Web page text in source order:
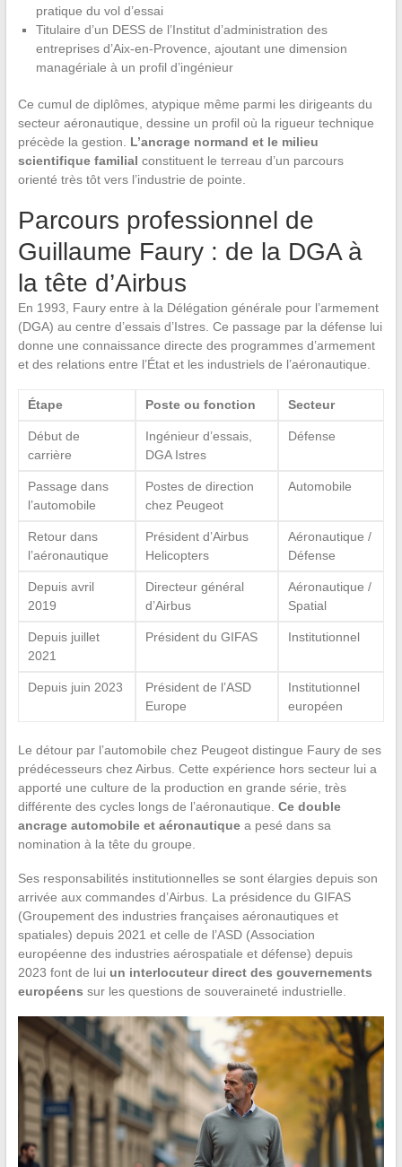
pratique du vol d’essai
Titulaire d’un DESS de l’Institut d’administration des
entreprises d’Aix-en-Provence, ajoutant une dimension
managériale à un profil d’ingénieur
Ce cumul de diplômes, atypique même parmi les dirigeants du
secteur aéronautique, dessine un profil où la rigueur technique
précède la gestion. L’ancrage normand et le milieu
scientifique familial constituent le terreau d’un parcours
orienté très tôt vers l’industrie de pointe.
Parcours professionnel de
Guillaume Faury : de la DGA à
la tête d’Airbus
En 1993, Faury entre à la Délégation générale pour l’armement
(DGA) au centre d’essais d’Istres. Ce passage par la défense lui
donne une connaissance directe des programmes d’armement
et des relations entre l’État et les industriels de l’aéronautique.
Étape Poste ou fonction Secteur
Début de
carrière
Ingénieur d’essais,
DGA Istres
Défense
Passage dans
l’automobile
Postes de direction
chez Peugeot
Automobile
Retour dans
l’aéronautique
Président d’Airbus
Helicopters
Aéronautique /
Défense
Depuis avril
2019
Directeur général
d’Airbus
Aéronautique /
Spatial
Depuis juillet
2021
Président du GIFAS Institutionnel
Depuis juin 2023
Président de l’ASD
Europe
Institutionnel
européen
Le détour par l’automobile chez Peugeot distingue Faury de ses
prédécesseurs chez Airbus. Cette expérience hors secteur lui a
apporté une culture de la production en grande série, très
différente des cycles longs de l’aéronautique. Ce double
ancrage automobile et aéronautiquea pesé dans sa
nomination à la tête du groupe.
Ses responsabilités institutionnelles se sont élargies depuis son
arrivée aux commandes d’Airbus. La présidence du GIFAS
(Groupement des industries françaises aéronautiques et
spatiales) depuis 2021 et celle de l’ASD (Association
européenne des industries aérospatiale et défense) depuis
2023 font de lui un interlocuteur direct des gouvernements
européens sur les questions de souveraineté industrielle.